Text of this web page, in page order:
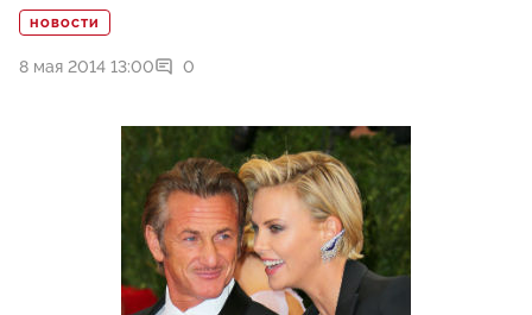
НОВОСТИ
8 мая 2014 13:00 0